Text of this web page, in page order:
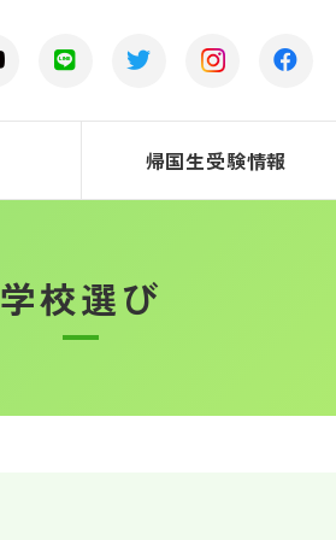
帰国生受験情報
学校選び